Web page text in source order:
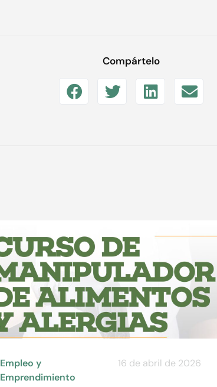
Compártelo
Empleo y
Emprendimiento
16 de abril de 2026